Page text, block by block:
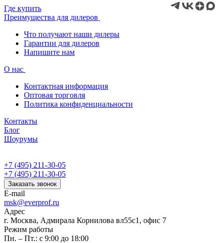
Где купить
Преимущества для дилеров
Что получают наши дилеры
Гарантии для дилеров
Напишите нам
О нас
Контактная информация
Оптовая торговля
Политика конфиденциальности
Контакты
Блог
Шоурумы
+7 (495) 211-30-05
+7 (495) 211-30-05
Заказать звонок
E-mail
msk@everprof.ru
Адрес
г. Москва, Адмирала Корнилова вл55с1, офис 7
Режим работы
Пн. – Пт.: с 9:00 до 18:00